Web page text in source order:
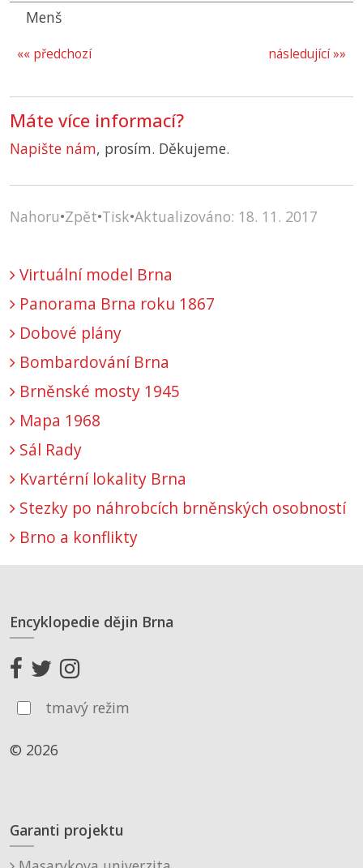
Menš
následující »»
«« předchozí
Máte více informací?
Napište nám, prosím. Děkujeme.
Nahoru•Zpět•Tisk•Aktualizováno: 18. 11. 2017
Virtuální model Brna
Panorama Brna roku 1867
Dobové plány
Bombardování Brna
Brněnské mosty 1945
Mapa 1968
Sál Rady
Kvartérní lokality Brna
Stezky po náhrobcích brněnských osobností
Brno a konflikty
Encyklopedie dějin Brna
tmavý režim
© 2026
Garanti projektu